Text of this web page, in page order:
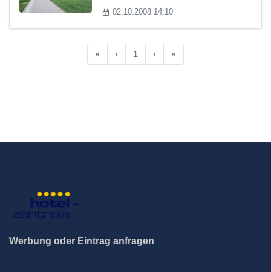
02.10.2008 14:10
« ‹ 1 › »
Werbung oder Eintrag anfragen